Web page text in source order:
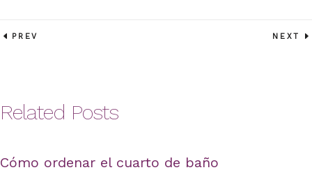
PREV NEXT
Related Posts
Cómo ordenar el cuarto de baño